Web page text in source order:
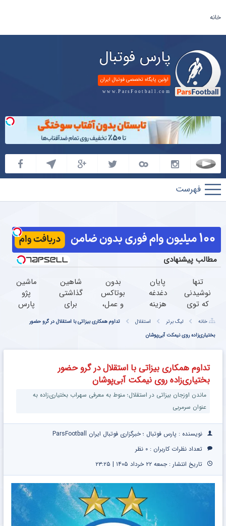
خانه
پارس فوتبال
اولین پایگاه تخصصی فوتبال ایران
www.ParsFootball.com
پارس
فوتبال
مطالب پیشنهادی
تنها
نوشیدنی
که توی
هوای
سرد
برای
خوبه
55%تخفیف
تا
امشب
پایان
دغدغه
هزینه
دندان
پزشکی
با پک
کننده
خانگی
بدون
بوتاکس
و عمل،
کرم
پوستت
جوان
کن
شاهین
گذاشتی
برای
؟ اینجا
راحت
ماشین
پژو
پارس
فروش
اینجا
خانه لیگ برتر استقلال
تداوم همکاری بیزاتی با استقلال در گرو حضور
بختیاری‌زاده روی نیمکت آبی‌پوشان
تداوم همکاری بیزاتی با استقلال در گرو حضور
بختیاری‌زاده روی نیمکت آبی‌پوشان
ماندن اوزجان بیزاتی در استقلال؛ منوط به معرفی سهراب بختیاری‌زاده به
عنوان سرمربی
نویسنده : پارس فوتبال ؛ خبرگزاری فوتبال ایران ParsFootball
تعداد نظرات کاربران : ۰ نظر
تاریخ انتشار : جمعه ۲۲ خرداد ۱۴۰۵ | ۲۳:۲۵